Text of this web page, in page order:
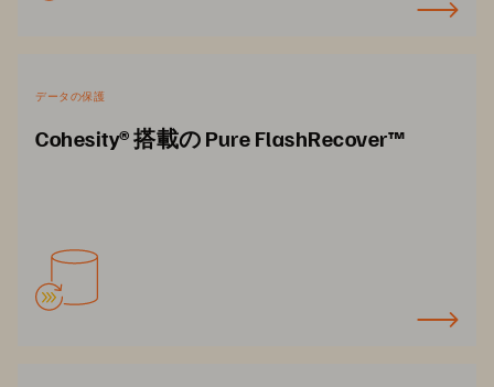
データの保護
Cohesity® 搭載の Pure FlashRecover™